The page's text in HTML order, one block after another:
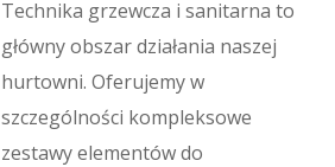
Technika grzewcza i sanitarna to
główny obszar działania naszej
hurtowni. Oferujemy w
szczególności kompleksowe
zestawy elementów do